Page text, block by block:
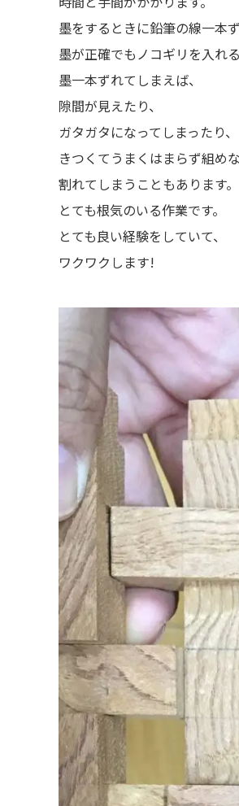
墨をするときに鉛筆の線一本
墨が正確でもノコギリを入れ
墨一本ずれてしまえば、
隙間が見えたり、
ガタガタになってしまったり、
きつくてうまくはまらず組め
割れてしまうこともあります。
とても根気のいる作業です。
とても良い経験をしていて、
ワクワクします!